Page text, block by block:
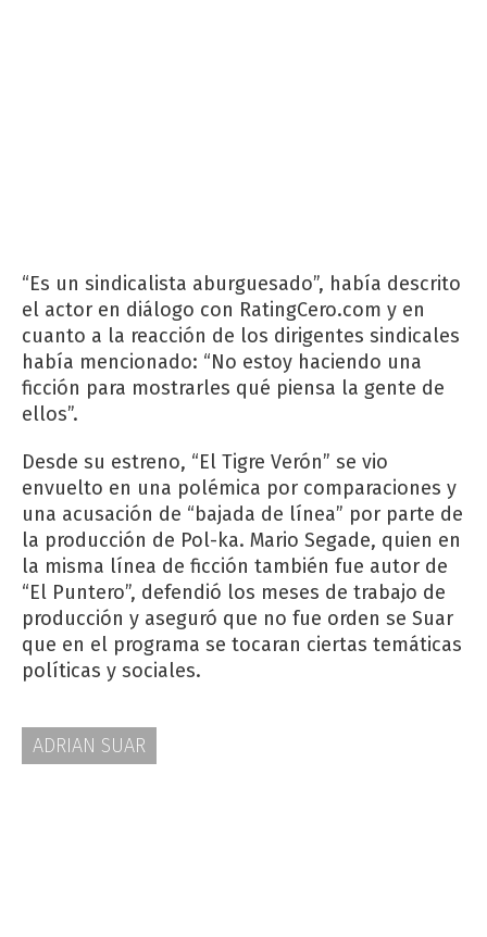
“Es un sindicalista aburguesado”, había descrito
el actor en diálogo con RatingCero.com y en
cuanto a la reacción de los dirigentes sindicales
había mencionado: “No estoy haciendo una
ficción para mostrarles qué piensa la gente de
ellos”.
Desde su estreno, “El Tigre Verón” se vio
envuelto en una polémica por comparaciones y
una acusación de “bajada de línea” por parte de
la producción de Pol-ka. Mario Segade, quien en
la misma línea de ficción también fue autor de
“El Puntero”, defendió los meses de trabajo de
producción y aseguró que no fue orden se Suar
que en el programa se tocaran ciertas temáticas
políticas y sociales.
ADRIAN SUAR